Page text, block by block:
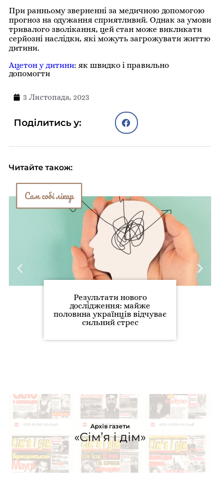
При ранньому зверненні за медичною допомогою
прогноз на одужання сприятливий. Однак за умови
тривалого зволікання, цей стан може викликати
серйозні наслідки, які можуть загрожувати життю
дитини.
Ацетон у дитини: як швидко і правильно
допомогти
3 Листопада, 2023
Поділитись у:
Читайте також:
Сам собі лікар
Результати нового
дослідження: майже
половина українців відчуває
сильний стрес
Архів газети
«Сім’я і дім»